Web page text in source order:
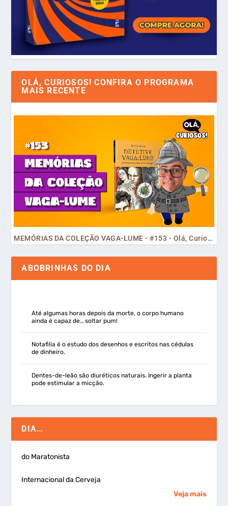
OLÁ, CURIOSOS! CONFIRA O PROGRAMA
MAIS RECENTE
MEMÓRIAS DA COLEÇÃO VAGA-LUME - #153 - Olá, Curiosos! 2023
ABOBRINHAS DO DIA
Até algumas horas depois da morte, o corpo humano
ainda é capaz de… soltar pum!
Notafilia é o estudo dos desenhos e escritos nas cédulas
de dinheiro.
Dentes-de-leão são diuréticos naturais. Ingerir a planta
pode estimular a micção.
DIA…
do Maratonista
Internacional da Cerveja
Veja mais